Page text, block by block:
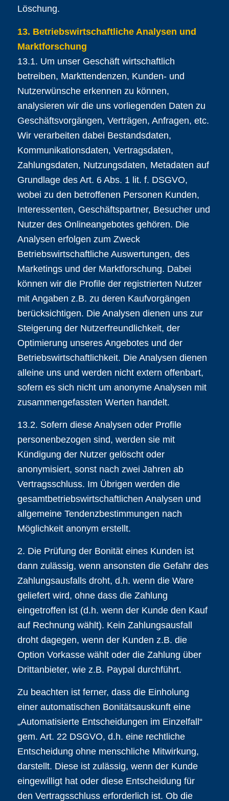
Löschung.
13. Betriebswirtschaftliche Analysen und
Marktforschung
13.1. Um unser Geschäft wirtschaftlich
betreiben, Markttendenzen, Kunden- und
Nutzerwünsche erkennen zu können,
analysieren wir die uns vorliegenden Daten zu
Geschäftsvorgängen, Verträgen, Anfragen, etc.
Wir verarbeiten dabei Bestandsdaten,
Kommunikationsdaten, Vertragsdaten,
Zahlungsdaten, Nutzungsdaten, Metadaten auf
Grundlage des Art. 6 Abs. 1 lit. f. DSGVO,
wobei zu den betroffenen Personen Kunden,
Interessenten, Geschäftspartner, Besucher und
Nutzer des Onlineangebotes gehören. Die
Analysen erfolgen zum Zweck
Betriebswirtschaftliche Auswertungen, des
Marketings und der Marktforschung. Dabei
können wir die Profile der registrierten Nutzer
mit Angaben z.B. zu deren Kaufvorgängen
berücksichtigen. Die Analysen dienen uns zur
Steigerung der Nutzerfreundlichkeit, der
Optimierung unseres Angebotes und der
Betriebswirtschaftlichkeit. Die Analysen dienen
alleine uns und werden nicht extern offenbart,
sofern es sich nicht um anonyme Analysen mit
zusammengefassten Werten handelt.
13.2. Sofern diese Analysen oder Profile
personenbezogen sind, werden sie mit
Kündigung der Nutzer gelöscht oder
anonymisiert, sonst nach zwei Jahren ab
Vertragsschluss. Im Übrigen werden die
gesamtbetriebswirtschaftlichen Analysen und
allgemeine Tendenzbestimmungen nach
Möglichkeit anonym erstellt.
2. Die Prüfung der Bonität eines Kunden ist
dann zulässig, wenn ansonsten die Gefahr des
Zahlungsausfalls droht, d.h. wenn die Ware
geliefert wird, ohne dass die Zahlung
eingetroffen ist (d.h. wenn der Kunde den Kauf
auf Rechnung wählt). Kein Zahlungsausfall
droht dagegen, wenn der Kunden z.B. die
Option Vorkasse wählt oder die Zahlung über
Drittanbieter, wie z.B. Paypal durchführt.
Zu beachten ist ferner, dass die Einholung
einer automatischen Bonitätsauskunft eine
„Automatisierte Entscheidungen im Einzelfall“
gem. Art. 22 DSGVO, d.h. eine rechtliche
Entscheidung ohne menschliche Mitwirkung,
darstellt. Diese ist zulässig, wenn der Kunde
eingewilligt hat oder diese Entscheidung für
den Vertragsschluss erforderlich ist. Ob die